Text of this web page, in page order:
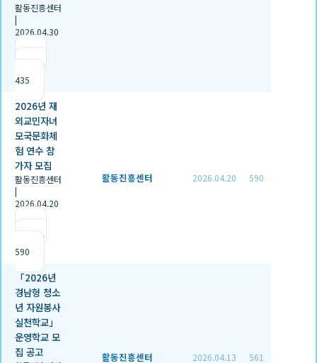
활동진흥센터
|
2026.04.30
|
조회
435
2026년 재
외교민자녀
모국문화체
험 연수 참
가자 모집
활동진흥센터
|
2026.04.20
|
조회
590
활동진흥센터 2026.04.20 590
「2026년
경남형 청소
년 자원봉사
실천학교」
운영학교 모
집 공고
활동진흥센터 2026.04.13 561